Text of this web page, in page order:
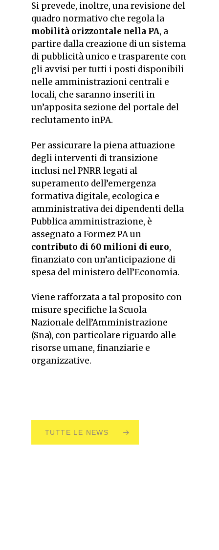
Si prevede, inoltre, una revisione del
quadro normativo che regola la
mobilità orizzontale nella PA, a
partire dalla creazione di un sistema
di pubblicità unico e trasparente con
gli avvisi per tutti i posti disponibili
nelle amministrazioni centrali e
locali, che saranno inseriti in
un’apposita sezione del portale del
reclutamento inPA.
Per assicurare la piena attuazione
degli interventi di transizione
inclusi nel PNRR legati al
superamento dell’emergenza
formativa digitale, ecologica e
amministrativa dei dipendenti della
Pubblica amministrazione, è
assegnato a Formez PA un
contributo di 60 milioni di euro,
finanziato con un’anticipazione di
spesa del ministero dell’Economia.
Viene rafforzata a tal proposito con
misure specifiche la Scuola
Nazionale dell’Amministrazione
(Sna), con particolare riguardo alle
risorse umane, finanziarie e
organizzative.
TUTTE LE NEWS